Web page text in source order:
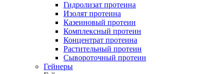
Гидролизат протеина
Изолят протеина
Казеиновый протеин
Комплексный протеин
Концентрат протеина
Растительный протеин
Сывороточный протеин
Гейнеры